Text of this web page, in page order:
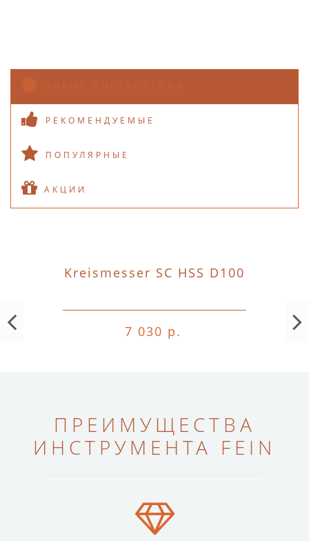
РЕКОМЕНДУЕМЫЕ
ПОПУЛЯРНЫЕ
АКЦИИ
Kreismesser SC HSS D100
7 030 р.
ПРЕИМУЩЕСТВА
ИНСТРУМЕНТА FEIN